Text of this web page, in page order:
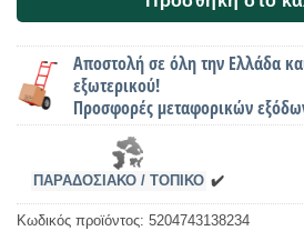
Αποστολή σε όλη την Ελλάδα
εξωτερικού!
Προσφορές μεταφορικών
ΠΑΡΑΔΟΣΙΑΚΟ / ΤΟΠΙΚΟ ✔️
Κωδικός προϊόντος: 5204743138234